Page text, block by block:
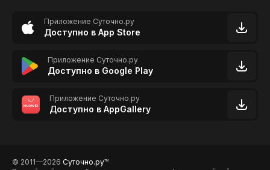
Приложение Суточно.ру
Доступно в App Store
Приложение Суточно.ру
Доступно в Google Play
Приложение Суточно.ру
Доступно в AppGallery
© 2011—2026 Суточно.руTM